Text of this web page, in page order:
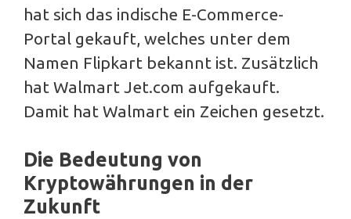
hat sich das indische E-Commerce-
Portal gekauft, welches unter dem
Namen Flipkart bekannt ist. Zusätzlich
hat Walmart Jet.com aufgekauft.
Damit hat Walmart ein Zeichen gesetzt.
Die Bedeutung von
Kryptowährungen in der
Zukunft